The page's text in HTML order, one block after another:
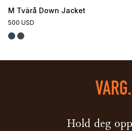
M Tvärå Down Jacket
500 USD
Hold deg